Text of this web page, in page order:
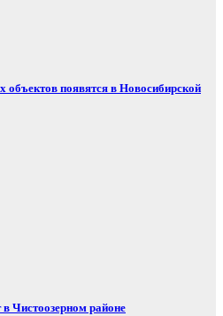
объектов появятся в Новосибирской
Чистоозерном районе